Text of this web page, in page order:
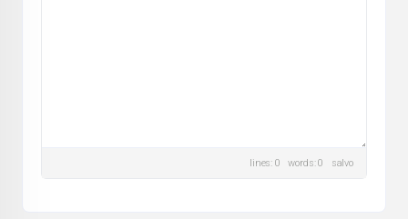
lines: 0 words: 0 salvo